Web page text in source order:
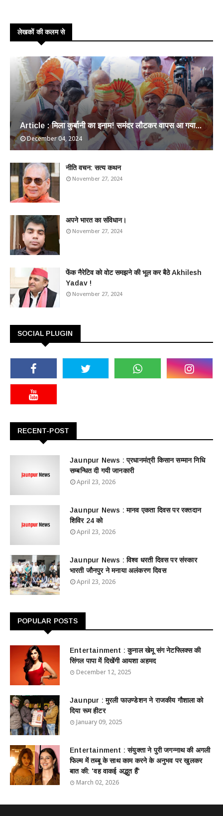
लेखकों की कलम से
Article : मिला कुर्बानी का इनाम! समंदर लौटकर वापस आ गया...
December 04, 2024
​नीति वचन: सत्य कथन
November 27, 2024
अपने भारत का संविधान।
November 27, 2024
फेंक नैरेटिव को वोट समझने की भूल कर बैठे Akhilesh
Yadav !
November 27, 2024
SOCIAL PLUGIN
RECENT-POST
Jaunpur News : ​प्रधानमंत्री किसान सम्मान निधि
सम्बन्धित दी गयी जानकारी
April 23, 2026
Jaunpur News : ​मानव एकता दिवस पर रक्तदान
शिविर 24 को
April 23, 2026
Jaunpur News : विश्व धरती दिवस पर संस्कार
भारती जौनपुर ने मनाया अलंकरण दिवस
April 23, 2026
POPULAR POSTS
Entertainment : ​​​​कुनाल खेमू संग नेटफ्लिक्स की
सिंगल पापा में दिखेंगी आयशा अहमद
December 12, 2025
Jaunpur : ​मुरली फाउण्डेशन ने राजकीय गौशाला को
दिया रूम हीटर
January 09, 2025
Entertainment : ​संयुक्ता ने पुरी जगन्नाथ की अगली
फिल्म में तब्बू के साथ काम करने के अनुभव पर खुलकर
बात की: 'वह वाकई अद्भुत हैं'
March 02, 2026